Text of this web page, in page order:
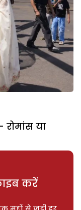
रोमांस या
करें